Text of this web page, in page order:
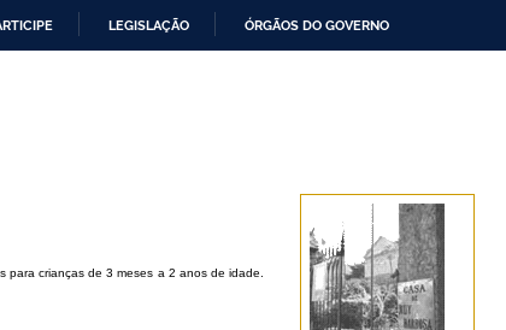
LEGISLAÇÃO ÓRGÃOS DO GOVERNO
para crianças de 3 meses a 2 anos de idade.